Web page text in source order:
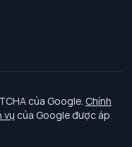
của Google. Chính
vụ của Google được áp